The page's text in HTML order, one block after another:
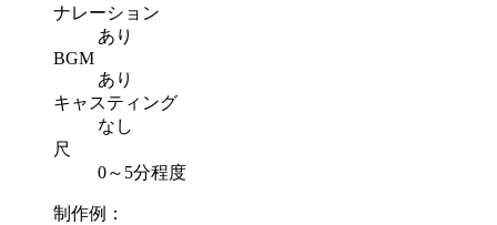
ナレーション
あり
BGM
あり
キャスティング
なし
尺
0～5分程度
制作例：